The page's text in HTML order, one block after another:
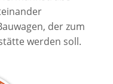
der zum
werden soll.